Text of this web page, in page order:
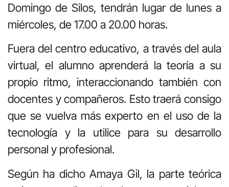
Domingo de Silos, tendrán lugar de lunes a
miércoles, de 17.00 a 20.00 horas.
Fuera del centro educativo, a través del aula
virtual, el alumno aprenderá la teoría a su
propio ritmo, interaccionando también con
docentes y compañeros. Esto traerá consigo
que se vuelva más experto en el uso de la
tecnología y la utilice para su desarrollo
personal y profesional.
Según ha dicho Amaya Gil, la parte teórica